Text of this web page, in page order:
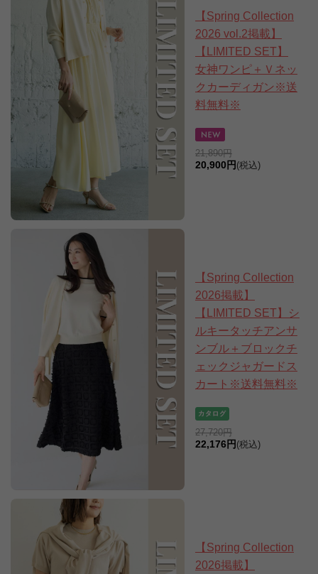
【Spring Collection
2026 vol.2掲載】
【LIMITED SET】
女神ワンピ＋Ｖネッ
クカーディガン※送
料無料※
21,890円
20,900円 (税込)
【Spring Collection
2026掲載】
【LIMITED SET】シ
ルキータッチアンサ
ンブル＋ブロックチ
ェックジャガードス
カート※送料無料※
27,720円
22,176円 (税込)
【Spring Collection
2026掲載】